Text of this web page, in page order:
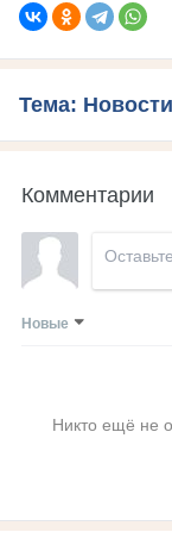
Тема:
Комментарии
Новые
Никто ещё не